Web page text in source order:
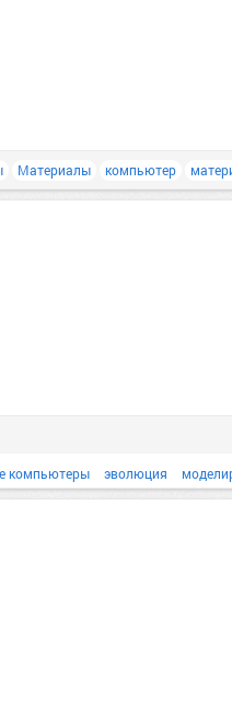
Материалы компьютер
компьютеры эволюция